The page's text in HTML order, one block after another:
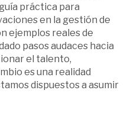
práctica para
en la gestión de
ejemplos reales de
pasos audaces hacia
el talento,
es una realidad
dispuestos a asumir